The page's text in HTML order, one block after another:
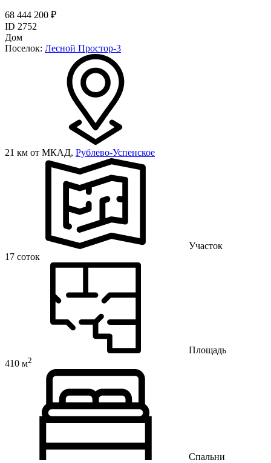
68 444 200 ₽
ID 2752
Дом
Поселок: Лесной Простор-3
21 км от МКАД, Рублево-Успенское
Участок
17 соток
Площадь
410 м2
Спальни